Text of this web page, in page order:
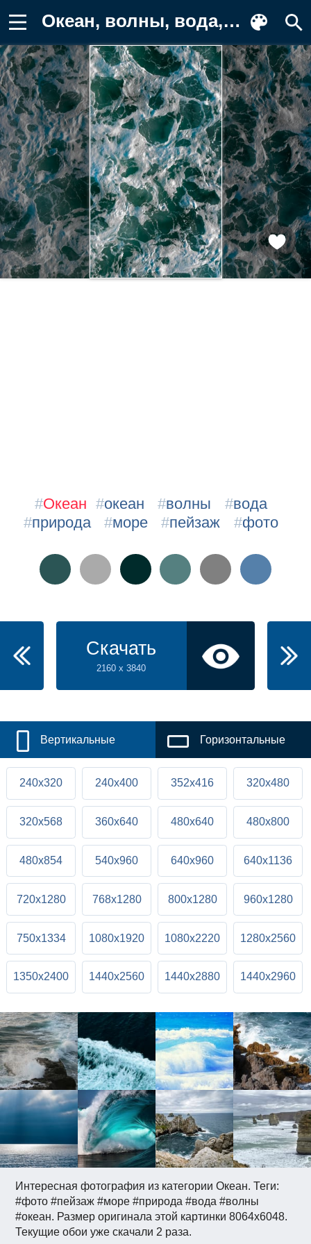
Океан, волны, вода, природа, море Заставка на телефон
Интересная фотография из категории Океан. Теги:
#фото #пейзаж #море #природа #вода #волны
#океан. Размер оригинала этой картинки 8064x6048.
Текущие обои уже скачали 2 раза.
#Океан #океан #волны #вода
#природа #море #пейзаж #фото
Скачать
2160 x 3840
Вертикальные Горизонтальные
240x320 240x400 352x416 320x480
320x568 360x640 480x640 480x800
480x854 540x960 640x960 640x1136
720x1280 768x1280 800x1280 960x1280
750x1334 1080x1920 1080x2220 1280x2560
1350x2400 1440x2560 1440x2880 1440x2960